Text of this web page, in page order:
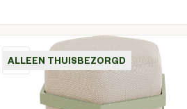
Huidige prijs €
ALLEEN THUISBEZORGD